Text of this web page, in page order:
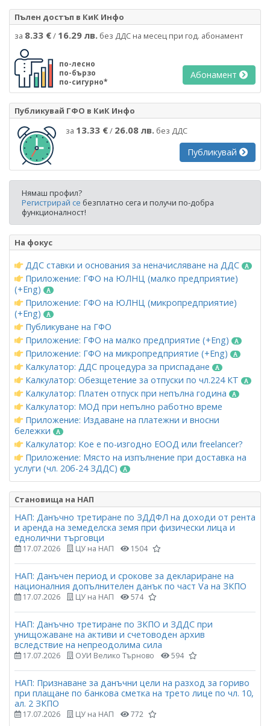
Пълен достъп в КиК Инфо
за 8.33 €/ 16.29 лв. без ДДС на месец при год. абонамент
по-лесно
по-бързо
по-сигурно*
Абонамент
Публикувай ГФО в КиК Инфо
за 13.33 €/ 26.08 лв. без ДДС
Публикувай
Нямаш профил?
Регистрирай се безплатно сега и получи по-добра
функционалност!
На фокус
ДДС ставки и основания за неначисляване на ДДС
Приложение: ГФО на ЮЛНЦ (малко предприятие)
(+Eng)
Приложение: ГФО на ЮЛНЦ (микропредприятие)
(+Eng)
Публикуване на ГФО
Приложение: ГФО на малко предприятие (+Eng)
Приложение: ГФО на микропредприятие (+Eng)
Калкулатор: ДДС процедура за приспадане
Калкулатор: Обезщетение за отпуски по чл.224 КТ
Калкулатор: Платен отпуск при непълна година
Калкулатор: МОД при непълно работно време
Приложение: Издаване на платежни и вносни
бележки
Калкулатор: Кое е по-изгодно ЕООД или freelancer?
Приложение: Място на изпълнение при доставка на
услуги (чл. 20б-24 ЗДДС)
Становища на НАП
НАП: Данъчно третиране по ЗДДФЛ на доходи от рента
и аренда на земеделска земя при физически лица и
еднолични търговци
17.07.2026 ЦУ на НАП 1504
НАП: Данъчен период и срокове за деклариране на
националния допълнителен данък по част Vа на ЗКПО
17.07.2026 ЦУ на НАП 574
НАП: Данъчно третиране по ЗКПО и ЗДДС при
унищожаване на активи и счетоводен архив
вследствие на непреодолима сила
17.07.2026 ОУИ Велико Търново 594
НАП: Признаване за данъчни цели на разход за гориво
при плащане по банкова сметка на трето лице по чл. 10,
ал. 2 ЗКПО
17.07.2026 ЦУ на НАП 772